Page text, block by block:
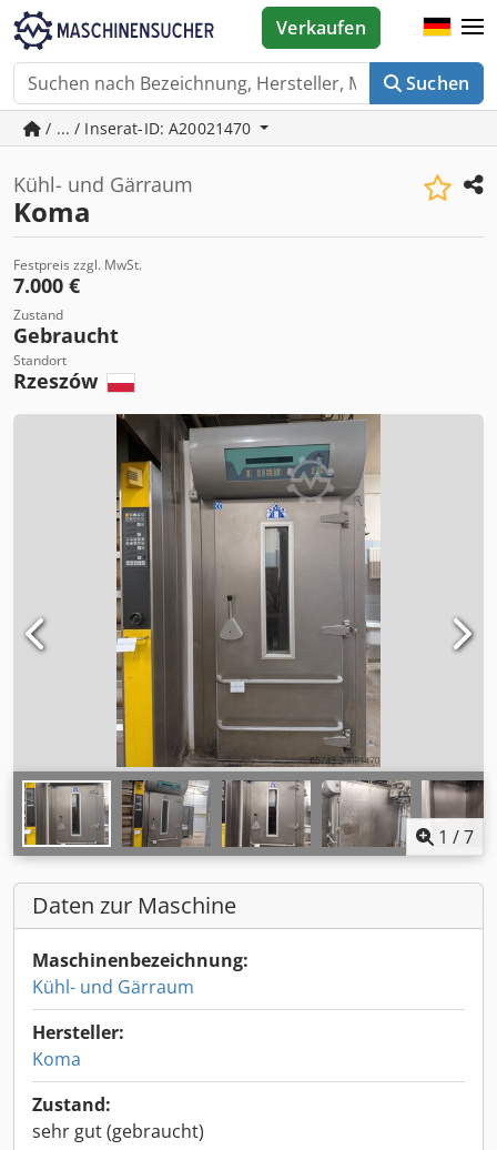
Suchen
Verkaufen
/ ... / Inserat-ID: A20021470
Kühl- und Gärraum
Koma
Festpreis zzgl. MwSt.
7.000 €
Zustand
Gebraucht
Standort
Rzeszów
1 /7
Daten zur Maschine
Maschinenbezeichnung:
Kühl- und Gärraum
Hersteller:
Koma
Zustand:
sehr gut (gebraucht)